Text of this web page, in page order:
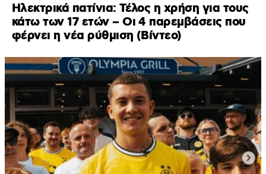
Ηλεκτρικά πατίνια: Τέλος η χρήση για τους
κάτω των 17 ετών – Οι 4 παρεμβάσεις που
φέρνει η νέα ρύθμιση (Βίντεο)